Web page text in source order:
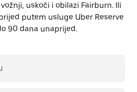
uskoči i obilazi Fairburn. Ili
putem usluge Uber Reserve
90 dana unaprijed.